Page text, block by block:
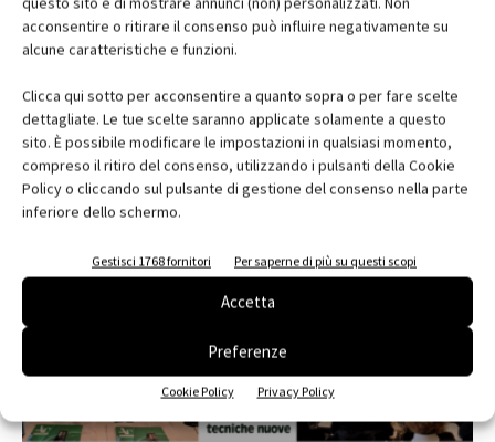
acconsentire o ritirare il consenso può influire negativamente su
alcune caratteristiche e funzioni.
Clicca qui sotto per acconsentire a quanto sopra o per fare scelte
dettagliate. Le tue scelte saranno applicate solamente a questo
sito. È possibile modificare le impostazioni in qualsiasi momento,
compreso il ritiro del consenso, utilizzando i pulsanti della Cookie
Policy o cliccando sul pulsante di gestione del consenso nella parte
inferiore dello schermo.
Gestisci 1768 fornitori Per saperne di più su questi scopi
Accetta
Preferenze
Cookie Policy Privacy Policy
Edicola web
Abbonati e regala
Iscriviti alla newsletter
EVENTI